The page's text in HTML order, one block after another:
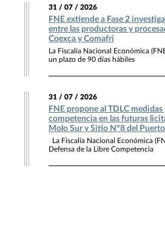
31 / 07 / 2026
FNE extiende a Fase 2
entre las productoras y
Coexca y Comafri
La Fiscalía Nacional Económica
un plazo de 90 días hábiles
31 / 07 / 2026
FNE propone al TDLC
competencia en las futuras
Molo Sur y Sitio N°8 del
La Fiscalía Nacional Económica
Defensa de la Libre Competencia